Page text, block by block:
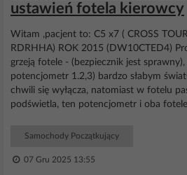
ustawień fotela kierowcy
Witam ,pacjent to: C5 x7 ( CROSS
RDRHHA) ROK 2015 (DW10CTED4)
grzeją fotele - (bezpiecznik jest
potencjometr 1.2,3) bardzo słabym
chwili się wyłącza, natomiast w fotelu
podświetla, ten potencjometr i oba fotele
Samochody Początkujący
07 Gru 2025 13:55